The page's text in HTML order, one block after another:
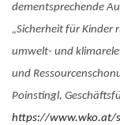
dementsprechende
„Sicherheit für Kinder
umwelt- und
und
Poinstingl,
https://www.wko.at/